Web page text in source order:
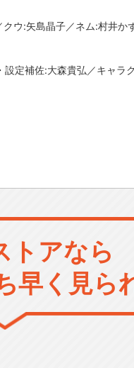
ウ:矢島晶子／ネム:村井か
定補佐:大森貴弘／キャラ
トアなら
早く見ら